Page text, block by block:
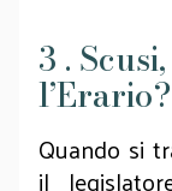
3 .
Quando si
il